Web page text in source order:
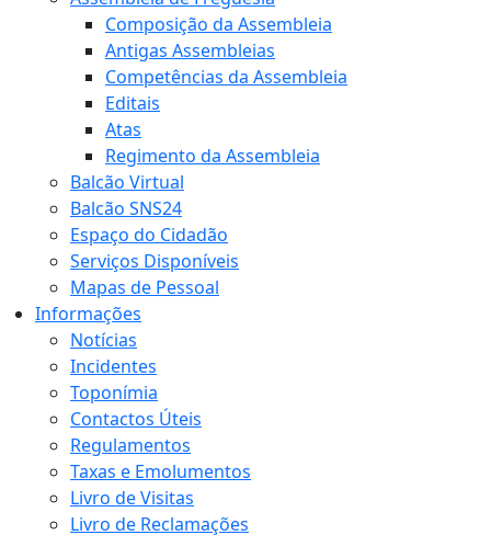
Composição da Assembleia
Antigas Assembleias
Competências da Assembleia
Editais
Atas
Regimento da Assembleia
Balcão Virtual
Balcão SNS24
Espaço do Cidadão
Serviços Disponíveis
Mapas de Pessoal
Informações
Notícias
Incidentes
Toponímia
Contactos Úteis
Regulamentos
Taxas e Emolumentos
Livro de Visitas
Livro de Reclamações